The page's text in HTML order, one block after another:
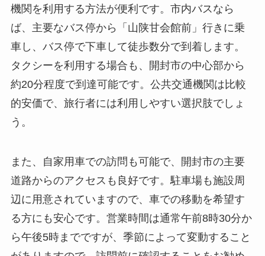
的安価で、旅行者には利用しやすい選択肢でしょ
う。
また、自家用車での訪問も可能で、開封市の主要
道路からのアクセスも良好です。駐車場も施設周
辺に用意されていますので、車での移動を希望す
る方にも安心です。営業時間は通常午前8時30分か
がありますので、訪問前に確認することをお勧め
します。
周辺環境